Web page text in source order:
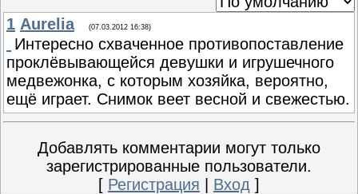
1 Aurelia (07.03.2012 16:38)
Интересно схваченное противопоставление
проклёвывающейся девушки и игрушечного
медвежонка, с которым хозяйка, вероятно,
ещё играет. Снимок веет весной и свежестью.
Добавлять комментарии могут только
зарегистрированные пользователи.
[ Регистрация Вход ]